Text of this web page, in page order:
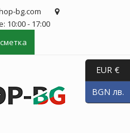
bg.com
10:00 - 17:00
EUR €
BGN лв.